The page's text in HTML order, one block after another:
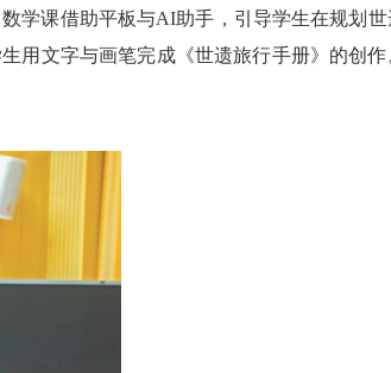
学课借助平板与AI助手，引导学生在规划世
用文字与画笔完成《世遗旅行手册》的创作